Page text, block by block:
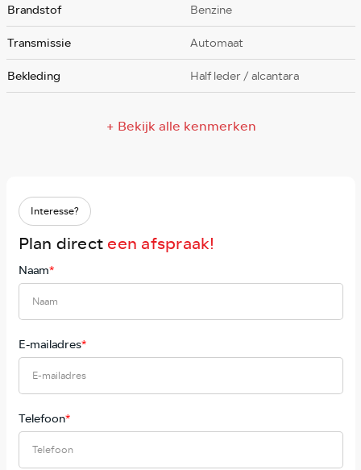
Brandstof
Benzine
Transmissie
Automaat
Bekleding
Half leder / alcantara
+ Bekijk alle kenmerken
Interesse?
Plan directeen afspraak!
Naam*
E-mailadres*
Telefoon*